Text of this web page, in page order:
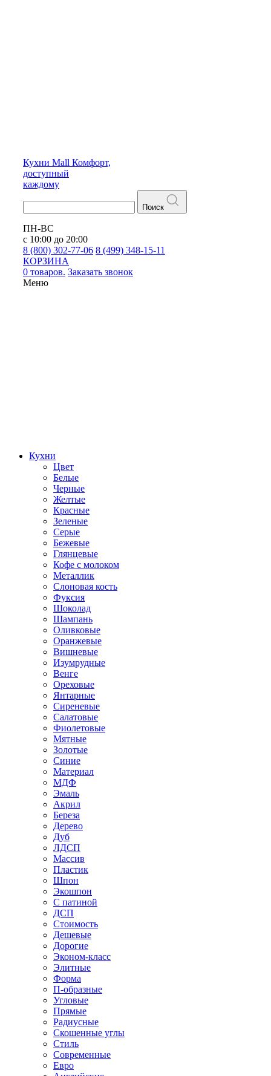
Кухни Mall Комфорт,
доступный
каждому
Поиск
ПН-ВС
с 10:00 до 20:00
8 (800) 302-77-06 8 (499) 348-15-11
КОРЗИНА
0 товаров. Заказать звонок
Меню
Кухни
Цвет
Белые
Черные
Желтые
Красные
Зеленые
Серые
Бежевые
Глянцевые
Кофе с молоком
Металлик
Слоновая кость
Фуксия
Шоколад
Шампань
Оливковые
Оранжевые
Вишневые
Изумрудные
Венге
Ореховые
Янтарные
Сиреневые
Салатовые
Фиолетовые
Мятные
Золотые
Синие
Материал
МДФ
Эмаль
Акрил
Береза
Дерево
Дуб
ЛДСП
Массив
Пластик
Шпон
Экошпон
С патиной
ДСП
Стоимость
Дешевые
Дорогие
Эконом-класс
Элитные
Форма
П-образные
Угловые
Прямые
Радиусные
Скошенные углы
Стиль
Современные
Евро